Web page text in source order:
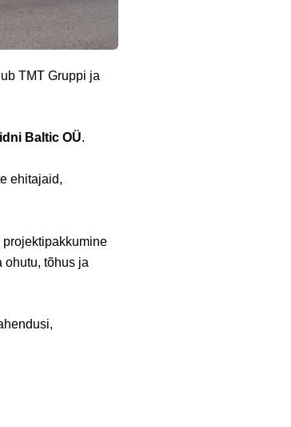
TMT Gruppi ja
Baltic OÜ.
ehitajaid,
ohutu, tõhus ja